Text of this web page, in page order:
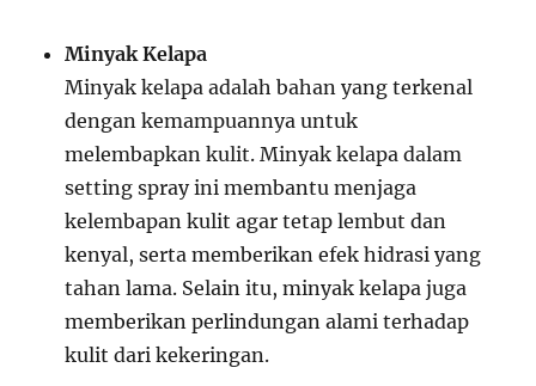
Minyak Kelapa
Minyak kelapa adalah bahan yang terkenal
dengan kemampuannya untuk
melembapkan kulit. Minyak kelapa dalam
setting spray ini membantu menjaga
kelembapan kulit agar tetap lembut dan
kenyal, serta memberikan efek hidrasi yang
tahan lama. Selain itu, minyak kelapa juga
memberikan perlindungan alami terhadap
kulit dari kekeringan.